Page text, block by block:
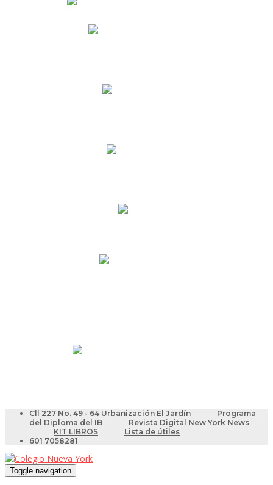
Cll 227 No. 49 - 64 Urbanización El Jardín
Programa
del Diploma del IB
Revista Digital New York News
KIT LIBROS
Lista de útiles
601 7058281
Toggle navigation